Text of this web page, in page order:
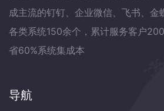
成主流的钉钉、企业微信、飞书、金
各类系统150余个，累计服务客户
省60%系统集成本
导航